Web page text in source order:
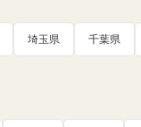
埼玉県 千葉県